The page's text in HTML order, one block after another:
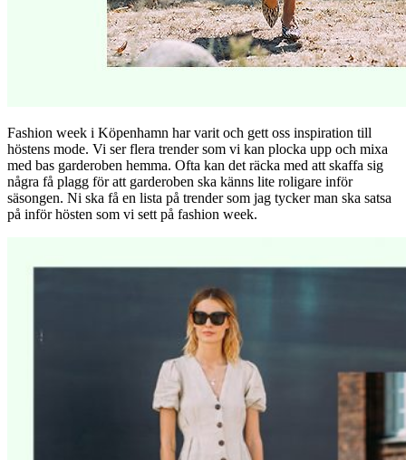
Fashion week i Köpenhamn har varit och gett oss inspiration till
höstens mode. Vi ser flera trender som vi kan plocka upp och mixa
med bas garderoben hemma. Ofta kan det räcka med att skaffa sig
några få plagg för att garderoben ska känns lite roligare inför
säsongen. Ni ska få en lista på trender som jag tycker man ska satsa
på inför hösten som vi sett på fashion week.